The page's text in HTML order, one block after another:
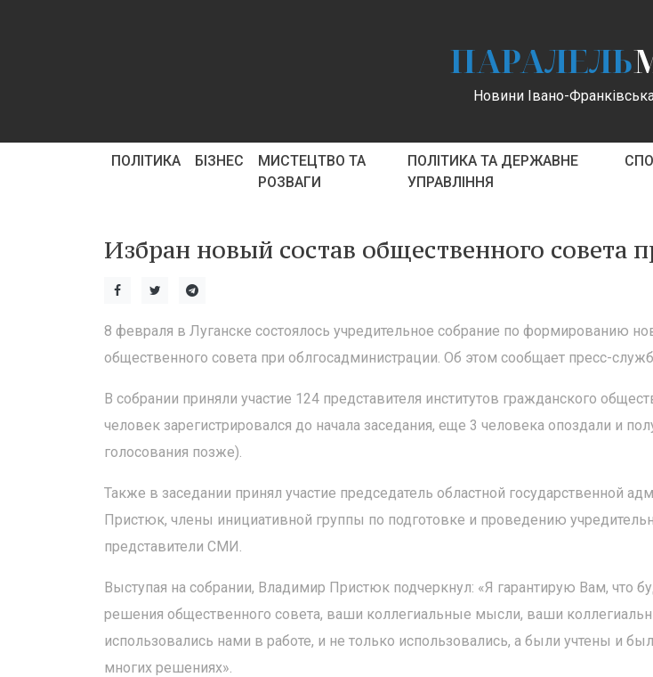
ПАРАЛЕЛЬ
Новини Івано-Франківська
ПОЛІТИКА БІЗНЕС
МИСТЕЦТВО ТА
РОЗВАГИ
ПОЛІТИКА ТА ДЕРЖАВНЕ
УПРАВЛІННЯ
Избран новый состав общественного совета
8 февраля в Луганске состоялось учредительное собрание по формированию
общественного совета при облгосадминистрации. Об этом сообщает пресс-
В собрании приняли участие 124 представителя институтов гражданского
человек зарегистрировался до начала заседания, еще 3 человека опоздали и
голосования позже).
Также в заседании принял участие председатель областной государственной
Пристюк, члены инициативной группы по подготовке и проведению
представители СМИ.
Выступая на собрании, Владимир Пристюк подчеркнул: «Я гарантирую Вам, что
решения общественного совета, ваши коллегиальные мысли, ваши
использовались нами в работе, и не только использовались, а были учтены и
многих решениях».